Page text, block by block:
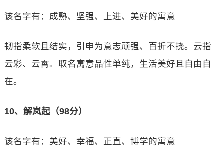
该名字有：成熟、坚强、上进、美好的寓意
韧指柔软且结实，引申为意志顽强、百折不挠。云指
云彩、云霄。取名寓意品性单纯，生活美好且自由自
在。
10、解岚起（98分）
该名字有：美好、幸福、正直、博学的寓意